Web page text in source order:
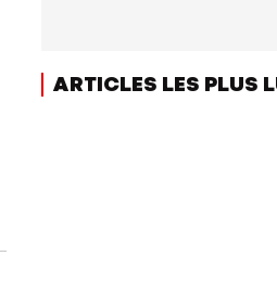
ARTICLES LES PLUS